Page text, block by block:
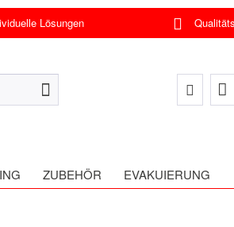
Lösungen
ZUBEHÖR EVAKUIERUNG